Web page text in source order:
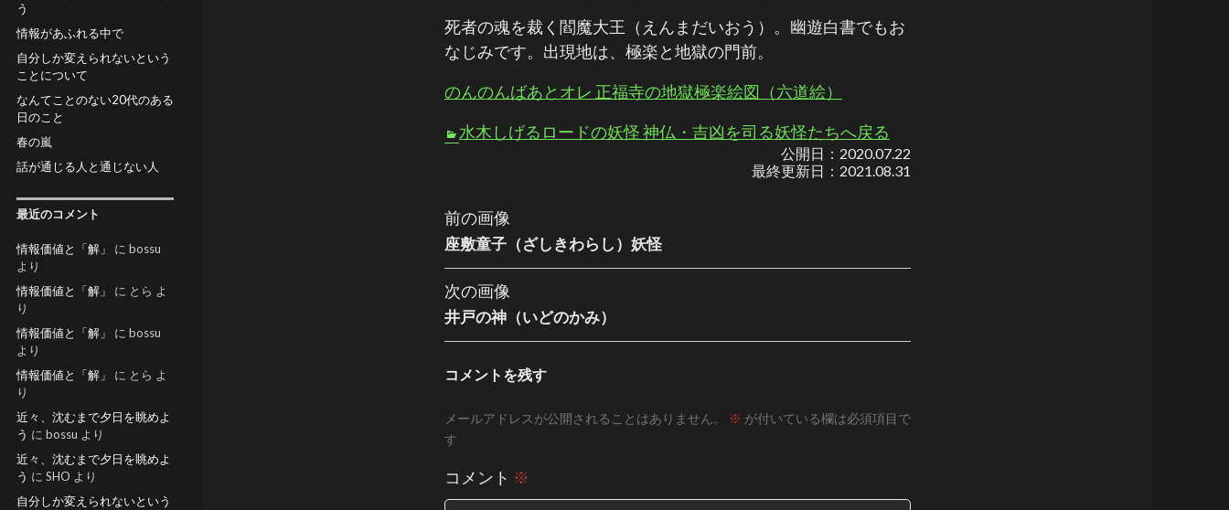
死者の魂を裁く閻魔大王（えんまだいおう）。幽遊白書でもお
なじみです。出現地は、極楽と地獄の門前。
のんのんばあとオレ 正福寺の地獄極楽絵図（六道絵）
水木しげるロードの妖怪 神仏・吉凶を司る妖怪たちへ戻る
公開日： 2020.07.22
最終更新日： 2021.08.31
前の画像
座敷童子（ざしきわらし）妖怪
次の画像
井戸の神（いどのかみ）
コメントを残す
メールアドレスが公開されることはありません。 ※ が付いている欄は必須項目で
す
コメント ※
う
情報があふれる中で
自分しか変えられないという
ことについて
なんてことのない20代のある
日のこと
春の嵐
話が通じる人と通じない人
最近のコメント
情報価値と「解」 に bossu
より
情報価値と「解」
に とら よ
り
情報価値と「解」
に bossu
より
情報価値と「解」
に とら よ
り
近々、沈むまで夕日を眺めよ
う に bossu より
近々、沈むまで夕日を眺めよ
う に SHO より
自分しか変えられないという